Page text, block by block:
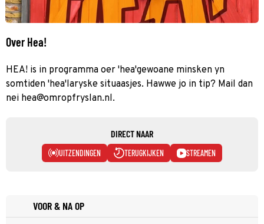
Over Hea!
HEA! is in programma oer 'hea'gewoane minsken yn
somtiden 'hea'laryske situaasjes. Hawwe jo in tip? Mail dan
nei hea@omropfryslan.nl.
DIRECT NAAR
UITZENDINGEN TERUGKIJKEN STREAMEN
VOOR & NA OP